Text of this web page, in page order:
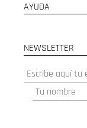
AYUDA
NEWSLETTER